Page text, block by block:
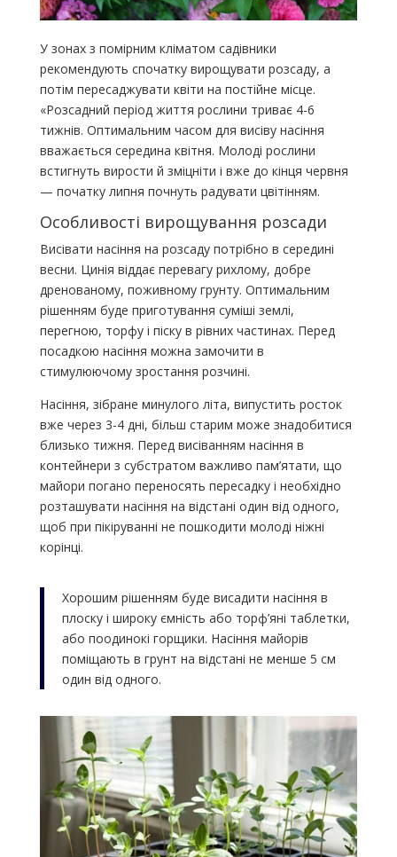
У зонах з помірним кліматом садівники
рекомендують спочатку вирощувати розсаду, а
потім пересаджувати квіти на постійне місце.
«Розсадний період життя рослини триває 4-6
тижнів. Оптимальним часом для висіву насіння
вважається середина квітня. Молоді рослини
встигнуть вирости й зміцніти і вже до кінця червня
— початку липня почнуть радувати цвітінням.
Особливості вирощування розсади
Висівати насіння на розсаду потрібно в середині
весни. Цинія віддає перевагу рихлому, добре
дренованому, поживному грунту. Оптимальним
рішенням буде приготування суміші землі,
перегною, торфу і піску в рівних частинах. Перед
посадкою насіння можна замочити в
стимулюючому зростання розчині.
Насіння, зібране минулого літа, випустить росток
вже через 3-4 дні, більш старим може знадобитися
близько тижня. Перед висіванням насіння в
контейнери з субстратом важливо пам’ятати, що
майори погано переносять пересадку і необхідно
розташувати насіння на відстані один від одного,
щоб при пікіруванні не пошкодити молоді ніжні
корінці.
Хорошим рішенням буде висадити насіння в
плоску і широку ємність або торф’яні таблетки,
або поодинокі горщики. Насіння майорів
поміщають в грунт на відстані не менше 5 см
один від одного.